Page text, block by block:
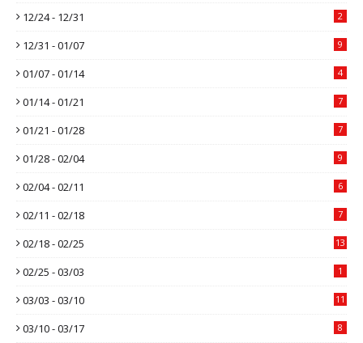
12/24 - 12/31 2
12/31 - 01/07 9
01/07 - 01/14 4
01/14 - 01/21 7
01/21 - 01/28 7
01/28 - 02/04 9
02/04 - 02/11 6
02/11 - 02/18 7
02/18 - 02/25 13
02/25 - 03/03 1
03/03 - 03/10 11
03/10 - 03/17 8